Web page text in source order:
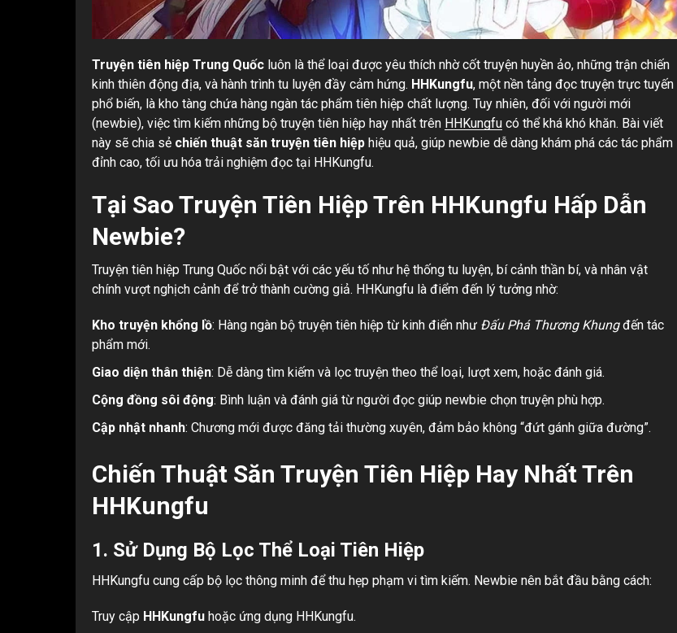
Truyện tiên hiệp Trung Quốc luôn là thể loại được yêu thích nhờ cốt truyện huyền ảo, những trận chiến
kinh thiên động địa, và hành trình tu luyện đầy cảm hứng. HHKungfu, một nền tảng đọc truyện trực tuyến
phổ biến, là kho tàng chứa hàng ngàn tác phẩm tiên hiệp chất lượng. Tuy nhiên, đối với người mới
(newbie), việc tìm kiếm những bộ truyện tiên hiệp hay nhất trên HHKungfu có thể khá khó khăn. Bài viết
này sẽ chia sẻ chiến thuật săn truyện tiên hiệp hiệu quả, giúp newbie dễ dàng khám phá các tác phẩm
đỉnh cao, tối ưu hóa trải nghiệm đọc tại HHKungfu.
Tại Sao Truyện Tiên Hiệp Trên HHKungfu Hấp Dẫn
Newbie?
Truyện tiên hiệp Trung Quốc nổi bật với các yếu tố như hệ thống tu luyện, bí cảnh thần bí, và nhân vật
chính vượt nghịch cảnh để trở thành cường giả. HHKungfu là điểm đến lý tưởng nhờ:
Kho truyện khổng lồ: Hàng ngàn bộ truyện tiên hiệp từ kinh điển như Đấu Phá Thương Khungđến tác
phẩm mới.
Giao diện thân thiện: Dễ dàng tìm kiếm và lọc truyện theo thể loại, lượt xem, hoặc đánh giá.
Cộng đồng sôi động: Bình luận và đánh giá từ người đọc giúp newbie chọn truyện phù hợp.
Cập nhật nhanh: Chương mới được đăng tải thường xuyên, đảm bảo không “đứt gánh giữa đường”.
Chiến Thuật Săn Truyện Tiên Hiệp Hay Nhất Trên
HHKungfu
1. Sử Dụng Bộ Lọc Thể Loại Tiên Hiệp
HHKungfu cung cấp bộ lọc thông minh để thu hẹp phạm vi tìm kiếm. Newbie nên bắt đầu bằng cách:
Truy cập HHKungfu hoặc ứng dụng HHKungfu.